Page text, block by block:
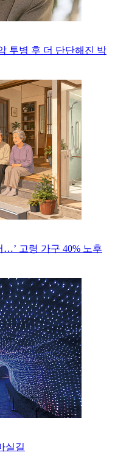
투병 후 더 단단해진 박
…’ 고령 가구 40% 노후
실길